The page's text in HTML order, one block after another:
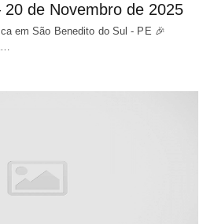
20 de Novembro de 2025
em São Benedito do Sul - PE 🎉